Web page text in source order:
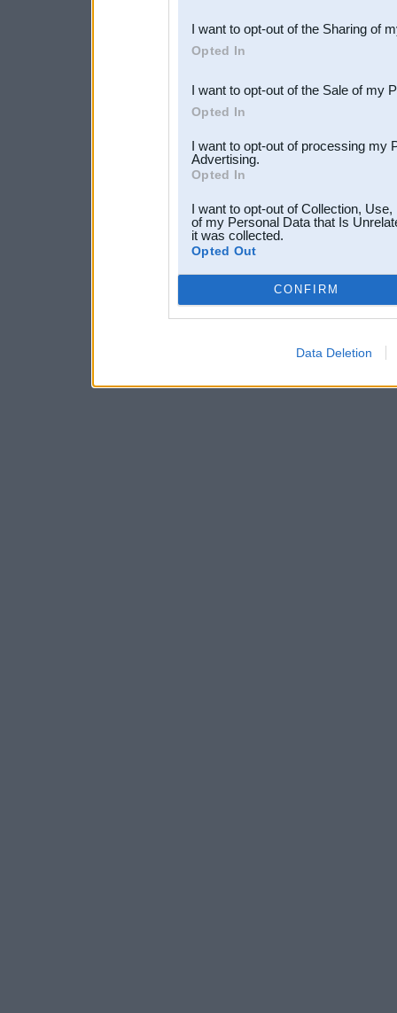
Downstream Participants
third parties.
I want to opt-out of the Sharing of
Opted In
I want to opt-out of the Sale of my
Opted In
I want to opt-out of processing my
Advertising.
Opted In
I want to opt-out of Collection,
of my Personal Data that Is
it was collected.
Opted Out
CONFIRM
Data Deletion